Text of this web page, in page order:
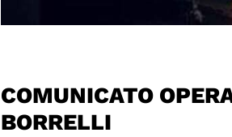
COMUNICATO
BORRELLI